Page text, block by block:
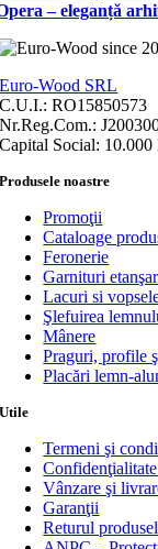
– eleganță
Euro-Wood SRL
C.U.I.: RO15850573
Nr.Reg.Com.:
Capital Social: 10.000
Produsele noastre
Promoţii
Cataloage
Feronerie
Garnituri
Lacuri si
Şlefuirea
Mânere
Praguri, profile
Placări lemn-
Utile
Termeni şi
Vânzare şi
Garanţii
Returul